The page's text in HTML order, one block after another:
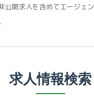
公開求人を含めてエージェン
求人情報検索